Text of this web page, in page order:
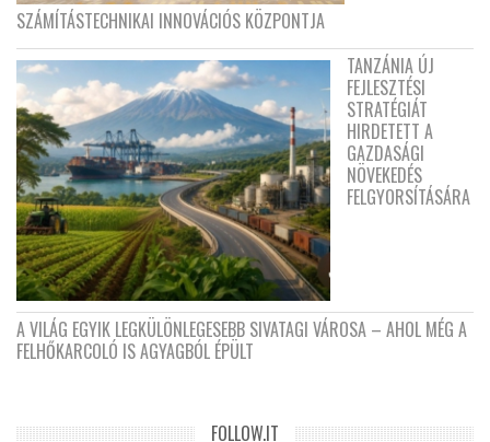
SZÁMÍTÁSTECHNIKAI INNOVÁCIÓS KÖZPONTJA
TANZÁNIA ÚJ
FEJLESZTÉSI
STRATÉGIÁT
HIRDETETT A
GAZDASÁGI
NÖVEKEDÉS
FELGYORSÍTÁSÁRA
A VILÁG EGYIK LEGKÜLÖNLEGESEBB SIVATAGI VÁROSA – AHOL MÉG A
FELHŐKARCOLÓ IS AGYAGBÓL ÉPÜLT
FOLLOW.IT